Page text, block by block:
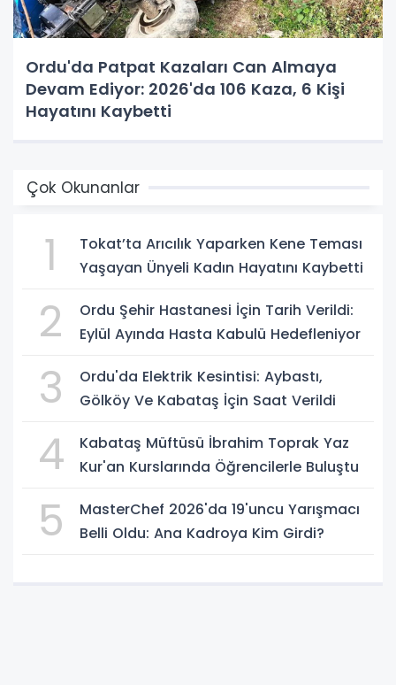
Ordu'da Patpat Kazaları Can Almaya
Devam Ediyor: 2026'da 106 Kaza, 6 Kişi
Hayatını Kaybetti
Çok Okunanlar
1
Tokat’ta Arıcılık Yaparken Kene Teması
Yaşayan Ünyeli Kadın Hayatını Kaybetti
2
Ordu Şehir Hastanesi İçin Tarih Verildi:
Eylül Ayında Hasta Kabulü Hedefleniyor
3
Ordu'da Elektrik Kesintisi: Aybastı,
Gölköy Ve Kabataş İçin Saat Verildi
4
Kabataş Müftüsü İbrahim Toprak Yaz
Kur'an Kurslarında Öğrencilerle Buluştu
5
MasterChef 2026'da 19'uncu Yarışmacı
Belli Oldu: Ana Kadroya Kim Girdi?